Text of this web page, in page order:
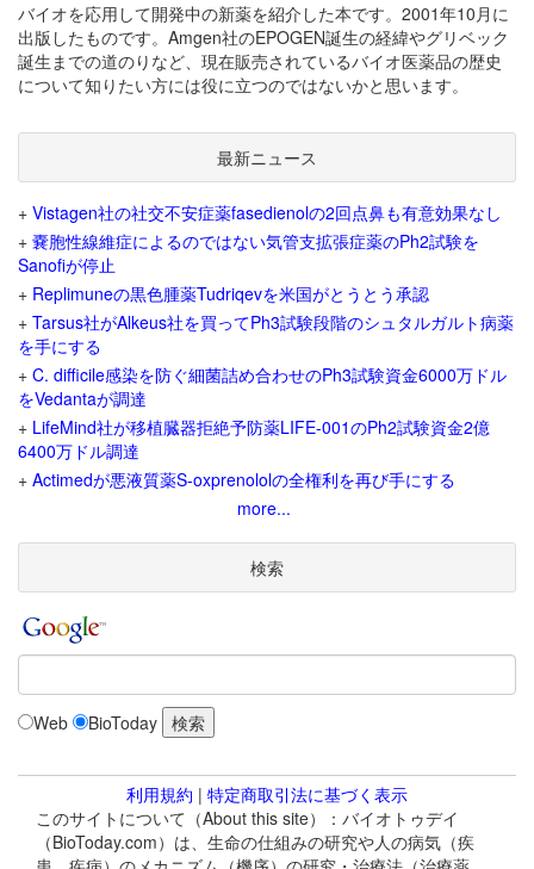
バイオを応用して開発中の新薬を紹介した本です。2001年10月に
出版したものです。Amgen社のEPOGEN誕生の経緯やグリベック
誕生までの道のりなど、現在販売されているバイオ医薬品の歴史
について知りたい方には役に立つのではないかと思います。
最新ニュース
+ Vistagen社の社交不安症薬fasedienolの2回点鼻も有意効果なし
+ 嚢胞性線維症によるのではない気管支拡張症薬のPh2試験を
Sanofiが停止
+ Replimuneの黒色腫薬Tudriqevを米国がとうとう承認
+ Tarsus社がAlkeus社を買ってPh3試験段階のシュタルガルト病薬
を手にする
+ C. difficile感染を防ぐ細菌詰め合わせのPh3試験資金6000万ドル
をVedantaが調達
+ LifeMind社が移植臓器拒絶予防薬LIFE-001のPh2試験資金2億
6400万ドル調達
+ Actimedが悪液質薬S-oxprenololの全権利を再び手にする
more...
検索
Web BioToday
利用規約 | 特定商取引法に基づく表示
このサイトについて（About this site）：バイオトゥデイ
（BioToday.com）は、生命の仕組みの研究や人の病気（疾